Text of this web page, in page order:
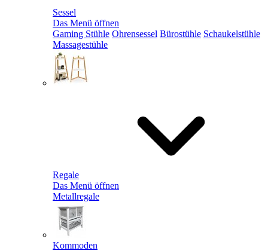
Sessel
Das Menü öffnen
Gaming Stühle Ohrensessel Bürostühle Schaukelstühle
Massagestühle
Regale
Das Menü öffnen
Metallregale
Kommoden